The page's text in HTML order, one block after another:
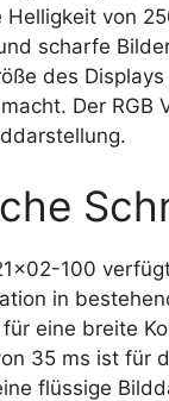
Helligkeit von
scharfe
des
Der RGB
100
in
eine breite
35 ms ist für
flüssige